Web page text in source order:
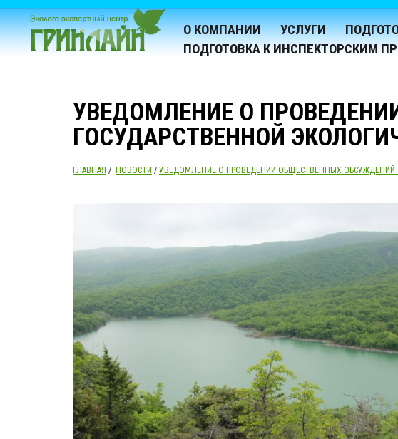
О КОМПАНИИ УСЛУГИ
ПОДГОТОВКА К ИНСПЕКТОРСКИМ
УВЕДОМЛЕНИЕ О
ГОСУДАРСТВЕННОЙ
ГЛАВНАЯ / НОВОСТИ / УВЕДОМЛЕНИЕ О ПРОВЕДЕНИИ ОБЩЕСТВЕННЫХ ОБСУЖДЕНИЙ